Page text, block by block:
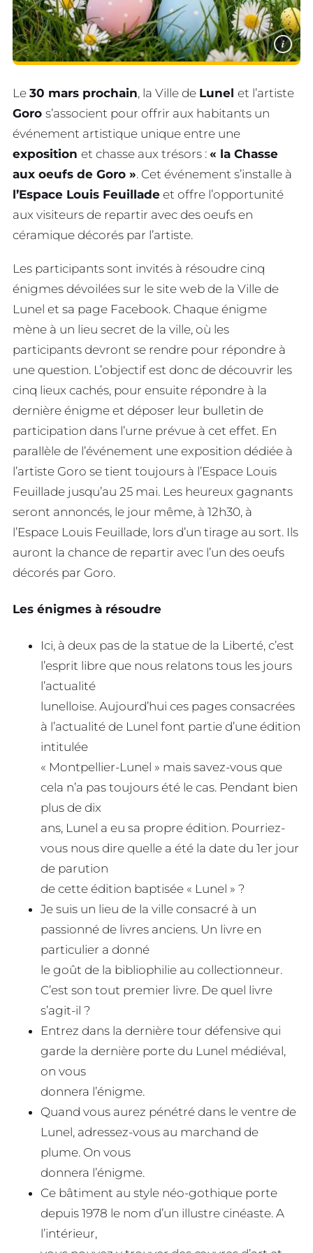
i
Le 30 mars prochain, la Ville de Lunel et l’artiste
Goro s’associent pour offrir aux habitants un
événement artistique unique entre une
exposition et chasse aux trésors : « la Chasse
aux oeufs de Goro ». Cet événement s’installe à
l’Espace Louis Feuillade et offre l’opportunité
aux visiteurs de repartir avec des oeufs en
céramique décorés par l’artiste.
Les participants sont invités à résoudre cinq
énigmes dévoilées sur le site web de la Ville de
Lunel et sa page Facebook. Chaque énigme
mène à un lieu secret de la ville, où les
participants devront se rendre pour répondre à
une question. L’objectif est donc de découvrir les
cinq lieux cachés, pour ensuite répondre à la
dernière énigme et déposer leur bulletin de
participation dans l’urne prévue à cet effet. En
parallèle de l’événement une exposition dédiée à
l’artiste Goro se tient toujours à l’Espace Louis
Feuillade jusqu’au 25 mai. Les heureux gagnants
seront annoncés, le jour même, à 12h30, à
l’Espace Louis Feuillade, lors d’un tirage au sort. Ils
auront la chance de repartir avec l’un des oeufs
décorés par Goro.
Les énigmes à résoudre
Ici, à deux pas de la statue de la Liberté, c’est
l’esprit libre que nous relatons tous les jours
l’actualité
lunelloise. Aujourd’hui ces pages consacrées
à l’actualité de Lunel font partie d’une édition
intitulée
« Montpellier-Lunel » mais savez-vous que
cela n’a pas toujours été le cas. Pendant bien
plus de dix
ans, Lunel a eu sa propre édition. Pourriez-
vous nous dire quelle a été la date du 1er jour
de parution
de cette édition baptisée « Lunel » ?
Je suis un lieu de la ville consacré à un
passionné de livres anciens. Un livre en
particulier a donné
le goût de la bibliophilie au collectionneur.
C’est son tout premier livre. De quel livre
s’agit-il ?
Entrez dans la dernière tour défensive qui
garde la dernière porte du Lunel médiéval,
on vous
donnera l’énigme.
Quand vous aurez pénétré dans le ventre de
Lunel, adressez-vous au marchand de
plume. On vous
donnera l’énigme.
Ce bâtiment au style néo-gothique porte
depuis 1978 le nom d’un illustre cinéaste. A
l’intérieur,